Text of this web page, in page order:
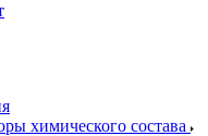
химического состава